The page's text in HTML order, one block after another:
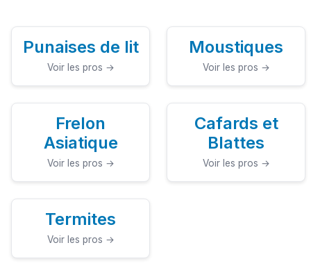
Punaises de lit
Voir les pros →
Moustiques
Voir les pros →
Frelon
Asiatique
Voir les pros →
Cafards et
Blattes
Voir les pros →
Termites
Voir les pros →